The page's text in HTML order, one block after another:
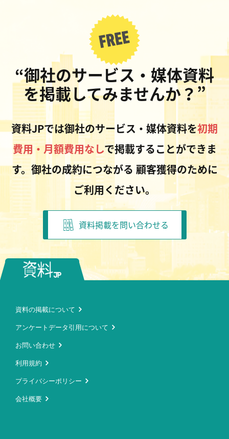
“御社のサービス・媒体資料
を掲載してみませんか？”
資料JPでは御社のサービス・媒体資料を初期
費用・月額費用なしで掲載することができま
す。御社の成約につながる 顧客獲得のために
ご利用ください。
資料掲載を問い合わせる
資料の掲載について
アンケートデータ引用について
お問い合わせ
利用規約
プライバシーポリシー
会社概要